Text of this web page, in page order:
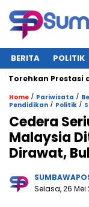
BERITA POLITIK
Prestasi di
Home / Pariwisata /
Pendidikan / Politik /
Cedera
Malaysia
Dirawat,
Selasa, 26 Mei